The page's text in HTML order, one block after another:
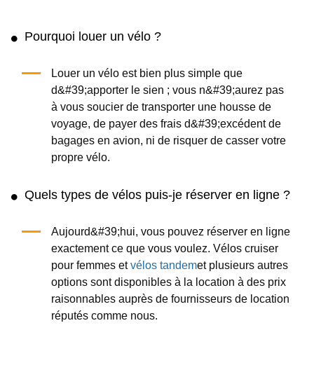
Pourquoi louer un vélo ?
Louer un vélo est bien plus simple que
d&#39;apporter le sien ; vous n&#39;aurez pas
à vous soucier de transporter une housse de
voyage, de payer des frais d&#39;excédent de
bagages en avion, ni de risquer de casser votre
propre vélo.
Quels types de vélos puis-je réserver en ligne ?
Aujourd&#39;hui, vous pouvez réserver en ligne
exactement ce que vous voulez. Vélos cruiser
pour femmes etvélos tandemet plusieurs autres
options sont disponibles à la location à des prix
raisonnables auprès de fournisseurs de location
réputés comme nous.